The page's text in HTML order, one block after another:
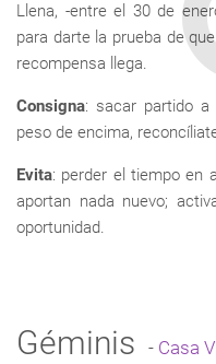
Llena, -entre el 30 de
para darte la prueba de
recompensa llega.
Consigna: sacar partido
peso de encima,
Evita: perder el tiempo en
aportan nada nuevo;
oportunidad.
Géminis - Casa